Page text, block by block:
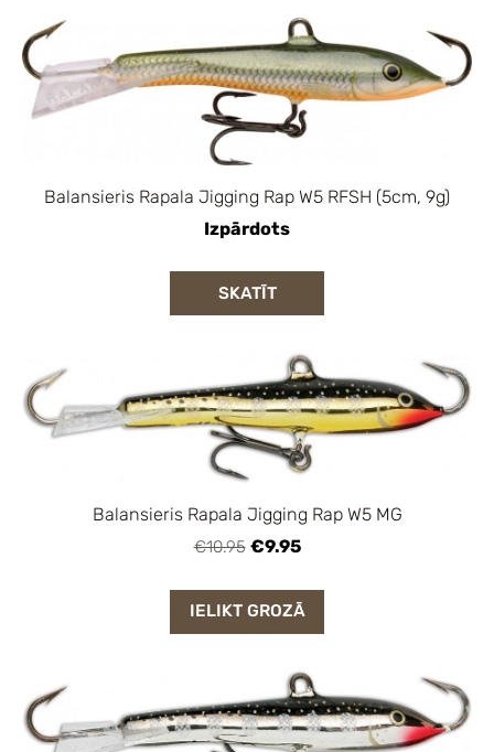
Balansieris Rapala Jigging Rap W5 RFSH (5cm, 9g)
Izpārdots
SKATĪT
Balansieris Rapala Jigging Rap W5 MG
€10.95 €9.95
IELIKT GROZĀ